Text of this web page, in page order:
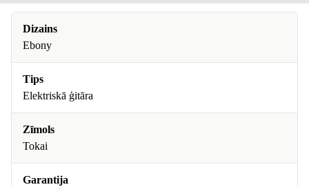
Dizains
Ebony
Tips
Elektriskā ģitāra
Zīmols
Tokai
Garantija